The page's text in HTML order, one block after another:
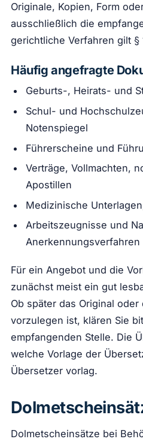
Originale, Kopien, Form
ausschließlich die
gerichtliche Verfahren gilt §
Häufig angefragte
Geburts-, Heirats- und
Schul- und
Notenspiegel
Führerscheine und
Verträge, Vollmachten,
Apostillen
Medizinische
Arbeitszeugnisse und
Anerkennungsverfahren
Für ein Angebot und die
zunächst meist ein gut
Ob später das Original
vorzulegen ist, klären Sie
empfangenden Stelle. Die
welche Vorlage der
Übersetzer vorlag.
Dolmetscheinsätze bei